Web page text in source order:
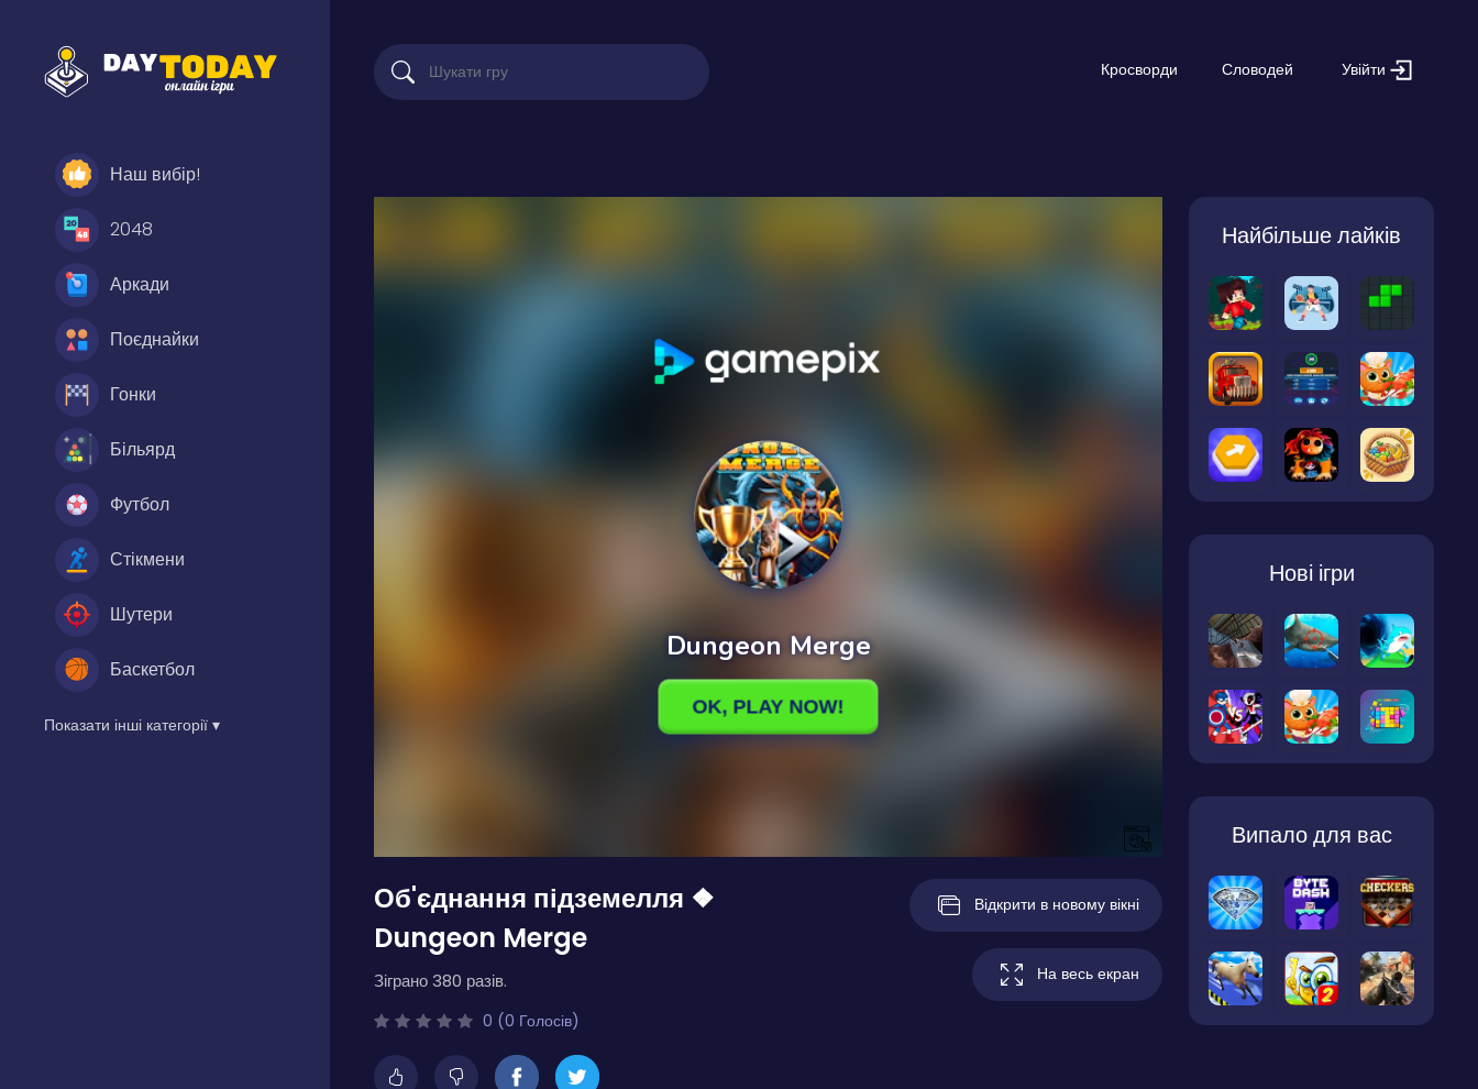
Наш вибір!
2048
Аркади
Поєднайки
Гонки
Більярд
Футбол
Стікмени
Шутери
Баскетбол
Показати інші категорії ▾
Кросворди Словодей Увійти
Об'єднання підземелля ❖
Dungeon Merge
Зіграно 380 разів.
0 (0 Голосів)
Відкрити в новому вікні
На весь екран
Найбільше лайків
Нові ігри
Випало для вас